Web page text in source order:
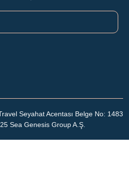
Seyahat Acentası Belge No: 1483
Sea Genesis Group A.Ş.